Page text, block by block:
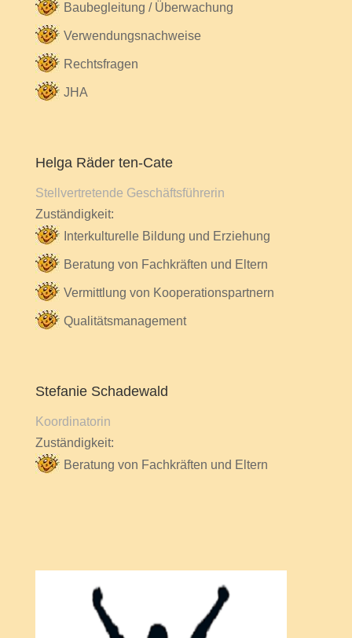
Baubegleitung / Überwachung
Verwendungsnachweise
Rechtsfragen
JHA
Helga Räder ten-Cate
Stellvertretende Geschäftsführerin
Zuständigkeit:
Interkulturelle Bildung und Erziehung
Beratung von Fachkräften und Eltern
Vermittlung von Kooperationspartnern
Qualitätsmanagement
Stefanie Schadewald
Koordinatorin
Zuständigkeit:
Beratung von Fachkräften und Eltern